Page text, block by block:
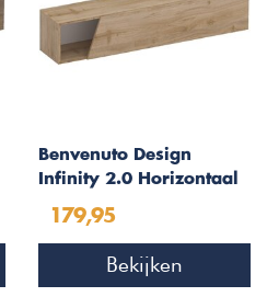
Benvenuto Design
Infinity 2.0 Horizontaal
Afgeschuind
179,95
Bekijken